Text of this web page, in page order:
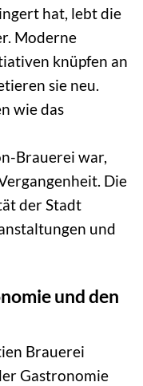
hat, lebt die
Moderne
knüpfen an
sie neu.
wie das
Brauerei war,
Die
der Stadt
und
und den
Brauerei
Gastronomie